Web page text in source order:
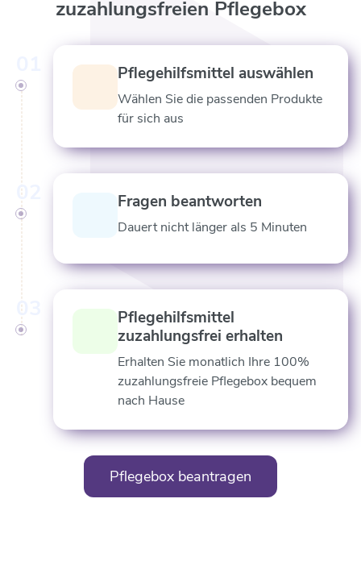
zuzahlungsfreien Pflegebox
Pflegehilfsmittel auswählen
Wählen Sie die passenden Produkte
für sich aus
02 Fragen beantworten
Dauert nicht länger als 5 Minuten
03
Pflegehilfsmittel
zuzahlungsfrei erhalten
Erhalten Sie monatlich Ihre 100%
zuzahlungsfreie Pflegebox bequem
nach Hause
Pflegebox beantragen